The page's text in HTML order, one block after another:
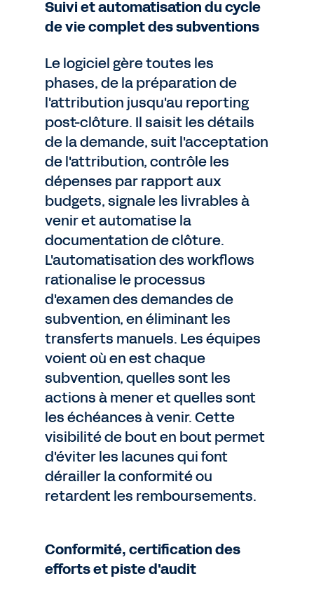
Suivi et automatisation du cycle
de vie complet des subventions
Le logiciel gère toutes les
phases, de la préparation de
l'attribution jusqu'au reporting
post-clôture. Il saisit les détails
de la demande, suit l'acceptation
de l'attribution, contrôle les
dépenses par rapport aux
budgets, signale les livrables à
venir et automatise la
documentation de clôture.
L'automatisation des workflows
rationalise le processus
d'examen des demandes de
subvention, en éliminant les
transferts manuels. Les équipes
voient où en est chaque
subvention, quelles sont les
actions à mener et quelles sont
les échéances à venir. Cette
visibilité de bout en bout permet
d'éviter les lacunes qui font
dérailler la conformité ou
retardent les remboursements.
Conformité, certification des
efforts et piste d'audit